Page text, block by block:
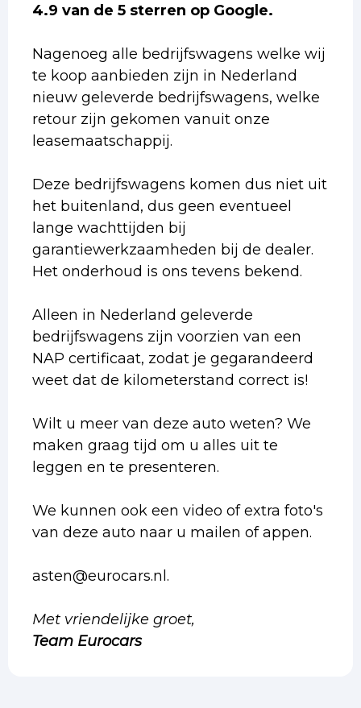
4.9 van de 5 sterren op Google.
Nagenoeg alle bedrijfswagens welke wij
te koop aanbieden zijn in Nederland
nieuw geleverde bedrijfswagens, welke
retour zijn gekomen vanuit onze
leasemaatschappij.
Deze bedrijfswagens komen dus niet uit
het buitenland, dus geen eventueel
lange wachttijden bij
garantiewerkzaamheden bij de dealer.
Het onderhoud is ons tevens bekend.
Alleen in Nederland geleverde
bedrijfswagens zijn voorzien van een
NAP certificaat, zodat je gegarandeerd
weet dat de kilometerstand correct is!
Wilt u meer van deze auto weten? We
maken graag tijd om u alles uit te
leggen en te presenteren.
We kunnen ook een video of extra foto's
van deze auto naar u mailen of appen.
asten@eurocars.nl.
Met vriendelijke groet,
Team Eurocars